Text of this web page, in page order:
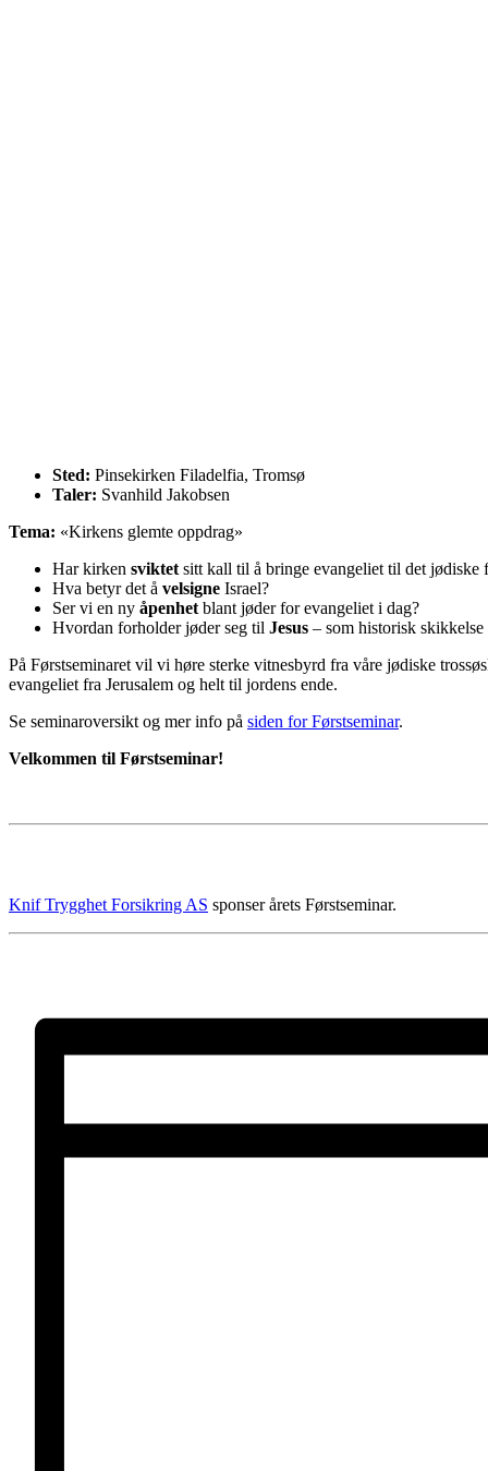
Sted: Pinsekirken Filadelfia, Tromsø
Taler: Svanhild Jakobsen
Tema: «Kirkens glemte oppdrag»
Har kirken sviktet sitt kall til å bringe evangeliet til det jødiske
Hva betyr det å velsigne Israel?
Ser vi en ny åpenhet blant jøder for evangeliet i dag?
Hvordan forholder jøder seg til Jesus – som historisk skikkelse
På Førstseminaret vil vi høre sterke vitnesbyrd fra våre jødiske
evangeliet fra Jerusalem og helt til jordens ende.
Se seminaroversikt og mer info på siden for Førstseminar.
Velkommen til Førstseminar!
Knif Trygghet Forsikring AS sponser årets Førstseminar.